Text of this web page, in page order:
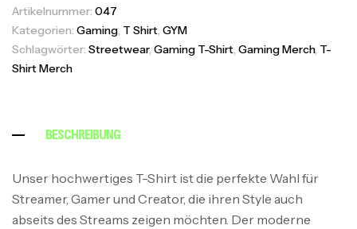
Artikelnummer: 047
Kategorien: Gaming, T Shirt, GYM
Schlagwörter: Streetwear, Gaming T-Shirt, Gaming Merch, T-
Shirt Merch
BESCHREIBUNG
Unser hochwertiges T-Shirt ist die perfekte Wahl für
Streamer, Gamer und Creator, die ihren Style auch
abseits des Streams zeigen möchten. Der moderne